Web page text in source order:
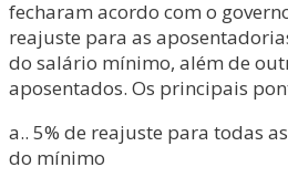
fecharam acordo com o
reajuste para as
do salário mínimo, além de
aposentados. Os principais
a.. 5% de reajuste para todas
do mínimo